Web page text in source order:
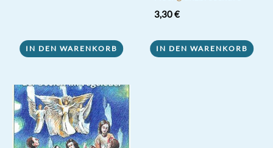
IN DEN WARENKORB
3,30€
IN DEN WARENKORB